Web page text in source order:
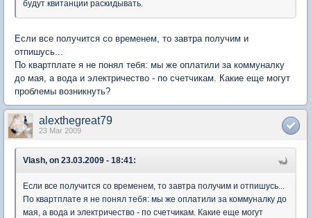
будут квитанции раскидывать.
Если все получится со временем, то завтра получим и
отпишусь...
По квартплате я не понял тебя: мы же оплатили за коммуналку
до мая, а вода и электричество - по счетчикам. Какие еще могут
проблемы возникнуть?
alexthegreat79
23 Mar 2009
Vlash, on 23.03.2009 - 18:41:
Если все получится со временем, то завтра получим и отпишусь...
По квартплате я не понял тебя: мы же оплатили за коммуналку до
мая, а вода и электричество - по счетчикам. Какие еще могут